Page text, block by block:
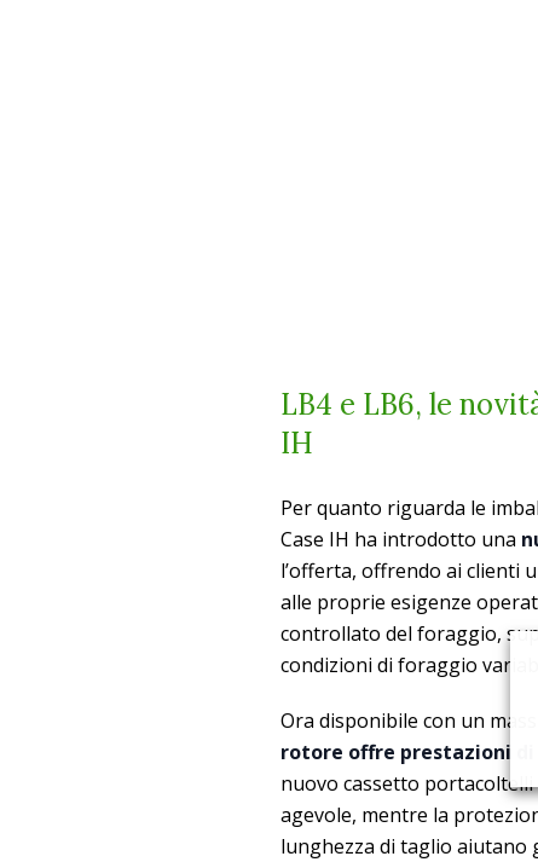
LB4 e LB6, le
IH
Per quanto riguarda le
Case IH ha introdotto una
l’offerta, offrendo ai clienti
alle proprie esigenze
controllato del foraggio,
condizioni di foraggio
Ora disponibile con un
rotore offre prestazioni
nuovo cassetto
agevole, mentre la
lunghezza di taglio aiutano